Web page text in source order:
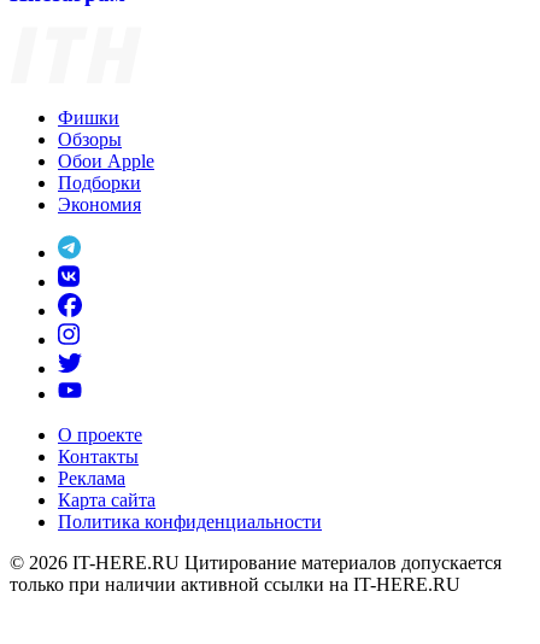
Фишки
Обзоры
Обои Apple
Подборки
Экономия
О проекте
Контакты
Реклама
Карта сайта
Политика конфиденциальности
© 2026 IT-HERE.RU Цитирование материалов допускается
только при наличии активной ссылки на IT-HERE.RU